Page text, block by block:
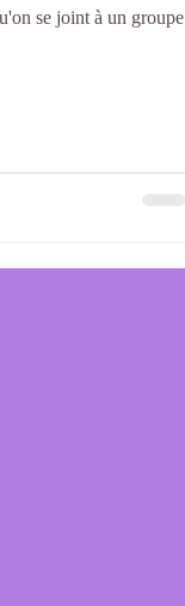
se joint à un groupe